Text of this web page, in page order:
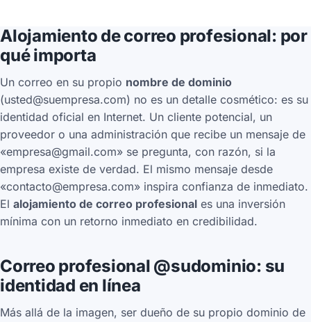
Alojamiento de correo profesional: por
qué importa
Un correo en su propio nombre de dominio
(usted@suempresa.com) no es un detalle cosmético: es su
identidad oficial en Internet. Un cliente potencial, un
proveedor o una administración que recibe un mensaje de
«empresa@gmail.com» se pregunta, con razón, si la
empresa existe de verdad. El mismo mensaje desde
«contacto@empresa.com» inspira confianza de inmediato.
El alojamiento de correo profesional es una inversión
mínima con un retorno inmediato en credibilidad.
Correo profesional @sudominio: su
identidad en línea
Más allá de la imagen, ser dueño de su propio dominio de